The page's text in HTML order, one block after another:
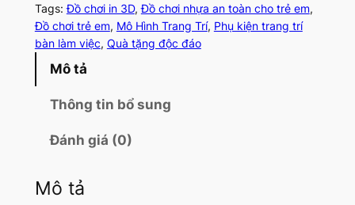
Tags:Đồ chơi in 3D, Đồ chơi nhựa an toàn cho trẻ em
Đồ chơi trẻ em, Mô Hình Trang Trí, Phụ kiện trang trí
bàn làm việc, Quà tặng độc đáo
Mô tả
Thông tin bổ sung
Đánh giá (0)
Mô tả